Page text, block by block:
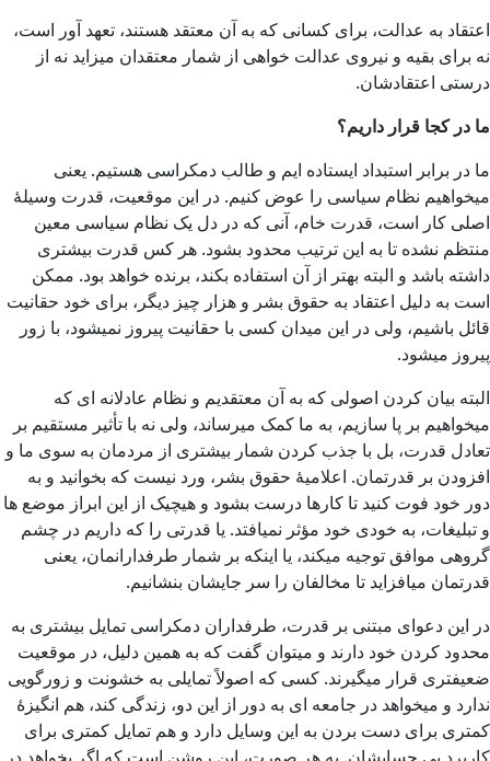
اعتقاد به عدالت، برای کسانی که به آن معتقد هستند، تعهد آور است،
نه برای بقیه و نیروی عدالت خواهی از شمار معتقدان میزاید نه از
درستی اعتقادشان.
ما در کجا قرار داریم؟
ما در برابر استبداد ایستاده ایم و طالب دمکراسی هستیم. یعنی
میخواهیم نظام سیاسی را عوض کنیم. در این موقعیت، قدرت وسیلۀ
اصلی کار است، قدرت خام، آنی که در دل یک نظام سیاسی معین
منتظم نشده تا به این ترتیب محدود بشود. هر کس قدرت بیشتری
داشته باشد و البته بهتر از آن استفاده بکند، برنده خواهد بود. ممکن
است به دلیل اعتقاد به حقوق بشر و هزار چیز دیگر، برای خود حقانیت
قائل باشیم، ولی در این میدان کسی با حقانیت پیروز نمیشود، با زور
پیروز میشود.
البته بیان کردن اصولی که به آن معتقدیم و نظام عادلانه ای که
میخواهیم بر پا سازیم، به ما کمک میرساند، ولی نه با تأثیر مستقیم بر
تعادل قدرت، بل با جذب کردن شمار بیشتری از مردمان به سوی ما و
افزودن بر قدرتمان. اعلامیۀ حقوق بشر، ورد نیست که بخوانید و به
دور خود فوت کنید تا کارها درست بشود و هیچیک از این ابراز موضع ها
و تبلیغات، به خودی خود مؤثر نمیافتد. یا قدرتی را که داریم در چشم
گروهی موافق توجیه میکند، یا اینکه بر شمار طرفدارانمان، یعنی
قدرتمان میافزاید تا مخالفان را سر جایشان بنشانیم.
در این دعوای مبتنی بر قدرت، طرفداران دمکراسی تمایل بیشتری به
محدود کردن خود دارند و میتوان گفت که به همین دلیل، در موقعیت
ضعیفتری قرار میگیرند. کسی که اصولاً تمایلی به خشونت و زورگویی
ندارد و میخواهد در جامعه ای به دور از این دو، زندگی کند، هم انگیزۀ
کمتری برای دست بردن به این وسایل دارد و هم تمایل کمتری برای